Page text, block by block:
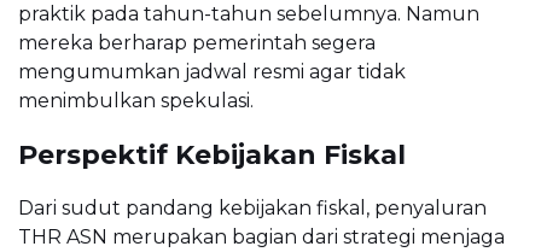
praktik pada tahun-tahun sebelumnya. Namun
mereka berharap pemerintah segera
mengumumkan jadwal resmi agar tidak
menimbulkan spekulasi.
Perspektif Kebijakan Fiskal
Dari sudut pandang kebijakan fiskal, penyaluran
THR ASN merupakan bagian dari strategi menjaga